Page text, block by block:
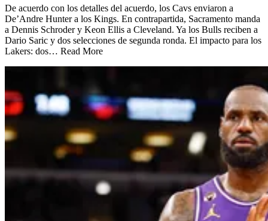
De acuerdo con los detalles del acuerdo, los Cavs enviaron a
De’Andre Hunter a los Kings. En contrapartida, Sacramento manda
a Dennis Schroder y Keon Ellis a Cleveland. Ya los Bulls reciben a
Dario Saric y dos selecciones de segunda ronda. El impacto para los
Lakers: dos… Read More